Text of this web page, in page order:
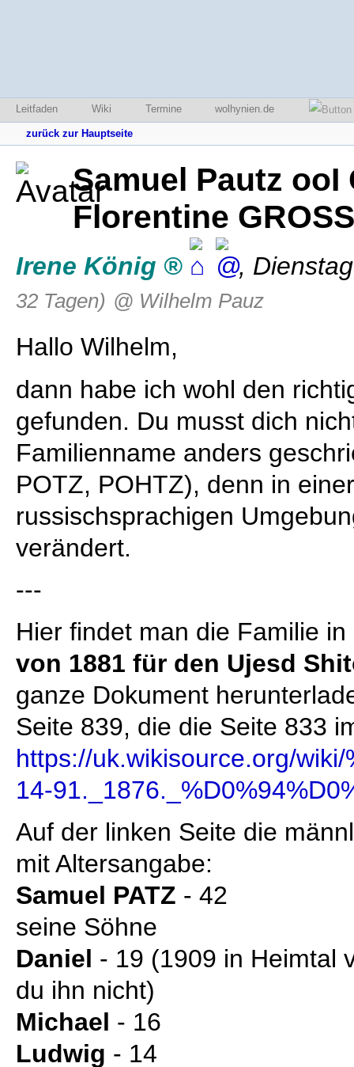
Leitfaden Wiki Termine wolhynien.de
zurück zur Hauptseite
Samuel Pautz
Florentine GROSS
Irene König ,
32 Tagen) @ Wilhelm Pauz
Hallo Wilhelm,
dann habe ich wohl den
gefunden. Du musst dich
Familienname anders
POTZ, POHTZ), denn in
russischsprachigen
verändert.
---
Hier findet man die Familie
von 1881 für den Ujesd
ganze Dokument
Seite 839, die die Seite 833
https://uk.wikisource.org/
14-
Auf der linken Seite die
mit Altersangabe:
Samuel PATZ - 42
seine Söhne
Daniel - 19 (1909 in Heimtal
du ihn nicht)
Michael - 16
Ludwig - 14